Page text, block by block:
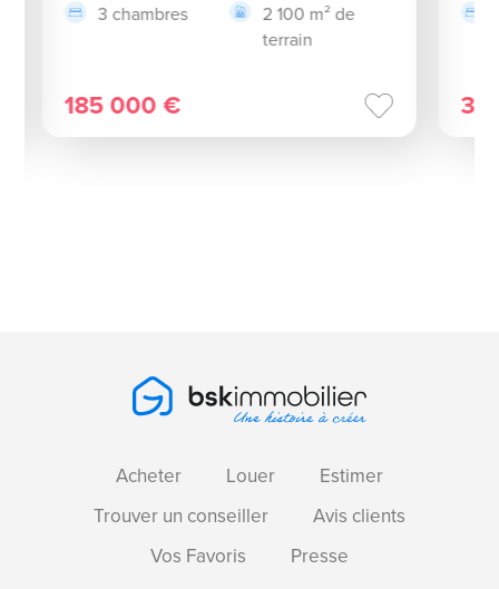
3 chambres
2 100 m² de
terrain
185 000 €
Acheter Louer
Estimer
Trouver un conseiller
Avis clients
Vos Favoris
Presse